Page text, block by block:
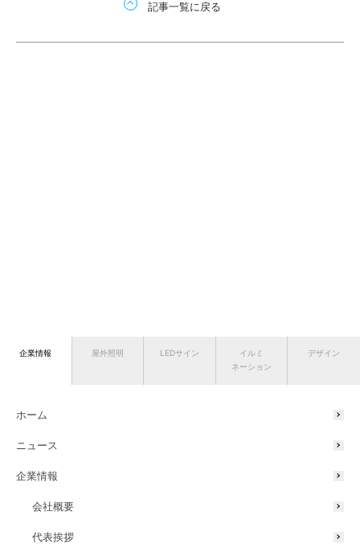
企業情報 屋外照明 LEDサイン
イルミ
ネーション
デザイン
ホーム
ニュース
企業情報
会社概要
代表挨拶
記事一覧に戻る